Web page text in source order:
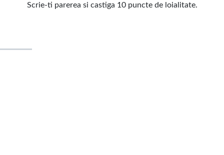
Scrie-ti parerea si castiga 10 puncte de loialitate.